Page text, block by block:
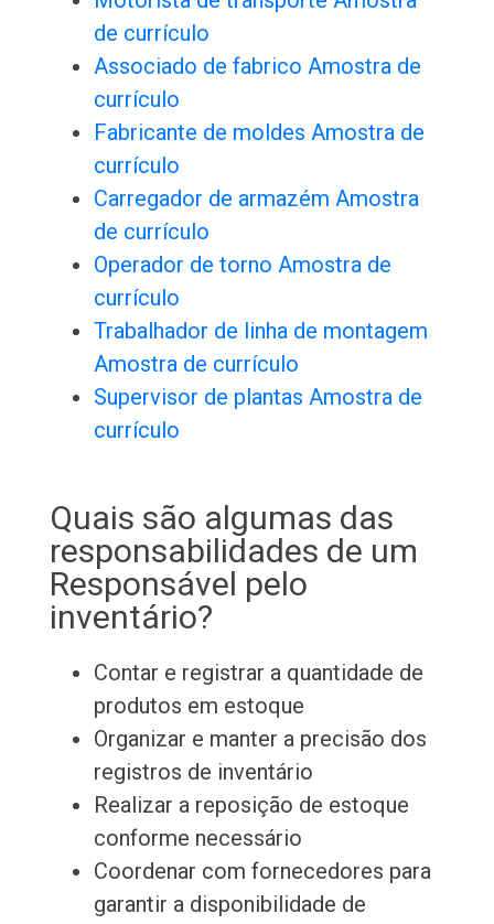
de currículo
Associado de fabrico Amostra de
currículo
Fabricante de moldes Amostra de
currículo
Carregador de armazém Amostra
de currículo
Operador de torno Amostra de
currículo
Trabalhador de linha de montagem
Amostra de currículo
Supervisor de plantas Amostra de
currículo
Quais são algumas das
responsabilidades de um
Responsável pelo
inventário?
Contar e registrar a quantidade de
produtos em estoque
Organizar e manter a precisão dos
registros de inventário
Realizar a reposição de estoque
conforme necessário
Coordenar com fornecedores para
garantir a disponibilidade de